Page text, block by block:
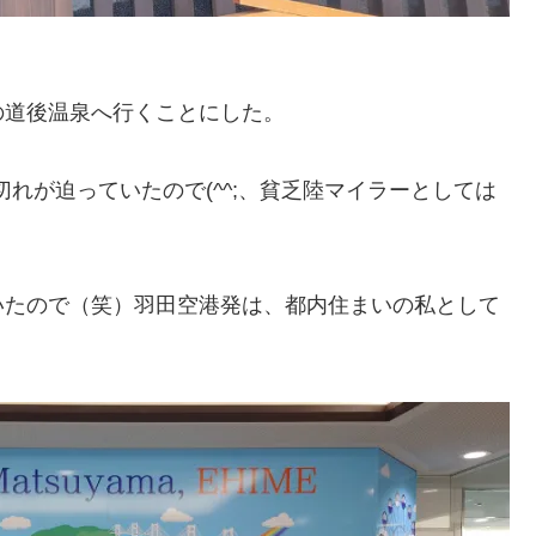
後温泉へ行くことにした。
が迫っていたので(^^;、貧乏陸マイラーとしては
ので（笑）羽田空港発は、都内住まいの私として